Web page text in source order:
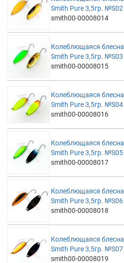
Smith Pure 3,5гр. №S02
smith00-00008014
Колеблющаяся блесна
Smith Pure 3,5гр. №S03
smith00-00008015
Колеблющаяся блесна
Smith Pure 3,5гр. №S04
smith00-00008016
Колеблющаяся блесна
Smith Pure 3,5гр. №S05
smith00-00008017
Колеблющаяся блесна
Smith Pure 3,5гр. №S06
smith00-00008018
Колеблющаяся блесна
Smith Pure 3,5гр. №S07
smith00-00008019